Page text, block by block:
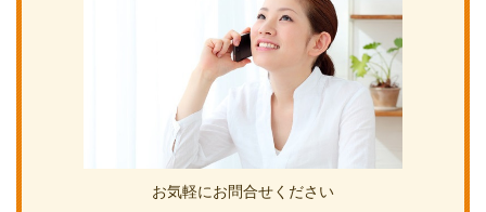
お気軽にお問合せください